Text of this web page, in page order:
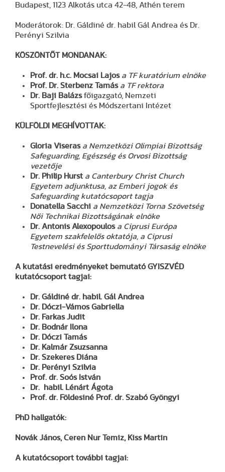
Budapest, 1123 Alkotás utca 42-48, Athén terem
Moderátorok: Dr. Gáldiné dr. habil Gál Andrea és Dr.
Perényi Szilvia
KÖSZÖNTŐT MONDANAK:
Prof. dr. h.c. Mocsai Lajos a TF kuratórium elnöke
Prof. Dr. Sterbenz Tamás a TF rektora
Dr. Baji Balázsfőigazgató, Nemzeti
Sportfejlesztési és Módszertani Intézet
KÜLFÖLDI MEGHÍVOTTAK:
Gloria Viseras a Nemzetközi Olimpiai Bizottság
Safeguarding, Egészség és Orvosi Bizottság
vezetője
Dr. Philip Hurst a Canterbury Christ Church
Egyetem adjunktusa, az Emberi jogok és
Safeguarding kutatócsoport tagja
Donatella Sacchi a Nemzetközi Torna Szövetség
Női Technikai Bizottságának elnöke
Dr. Antonis Alexopoulos a Ciprusi Európa
Egyetem szakfelelős oktatója, a Ciprusi
Testnevelési és Sporttudományi Társaság elnöke
A kutatási eredményeket bemutató GYISZVÉD
kutatócsoport tagjai:
Dr. Gáldiné dr. habil. Gál Andrea
Dr. Dóczi-Vámos Gabriella
Dr. Farkas Judit
Dr. Bodnár Ilona
Dr. Dóczi Tamás
Dr. Kalmár Zsuzsanna
Dr. Szekeres Diána
Dr. Perényi Szilvia
Prof. dr. Soós István
Dr. habil. Lénárt Ágota
Prof. dr. Földesiné Prof. dr. Szabó Gyöngyi
PhD hallgatók:
Novák János, Ceren Nur Temiz, Kiss Martin
A kutatócsoport további tagjai: